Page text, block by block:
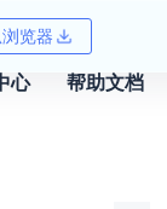
览器
心 帮助文档